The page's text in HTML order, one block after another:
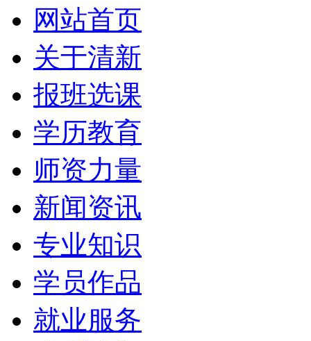
网站首页
关于清新
报班选课
学历教育
师资力量
新闻资讯
专业知识
学员作品
就业服务